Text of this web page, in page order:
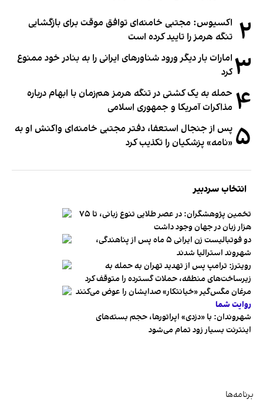
۲ اکسیوس: مجتبی خامنه‌ای توافق موقت برای بازگشایی
تنگه هرمز را تایید کرده است
۳ امارات بار دیگر ورود شناورهای ایرانی را به بنادر خود ممنوع
کرد
۴ حمله به یک کشتی در تنگه هرمز هم‌زمان با ابهام درباره
مذاکرات آمریکا و جمهوری اسلامی
۵ پس از جنجال استعفا، دفتر مجتبی خامنه‌ای واکنش او به
«نامه» پزشکیان را تکذیب کرد
انتخاب سردبیر
تخمین پژوهشگران: در عصر طلایی تنوع زبانی، تا ۷۵
هزار زبان در جهان وجود داشت
دو فوتبالیست زن ایرانی ۵ ماه پس از پناهندگی،
شهروند استرالیا شدند
رویترز: ترامپ پس از تهدید تهران به حمله به
زیرساخت‌های منطقه، حملات گسترده را متوقف کرد
مرغان مگس‌گیر «خیانتکار» صدایشان را عوض می‌کنند
روایت شما
شهروندان:‌ با «دزدی» اپراتورها، حجم بسته‌های
اینترنت بسیار زود تمام می‌شود
برنامه‌ها